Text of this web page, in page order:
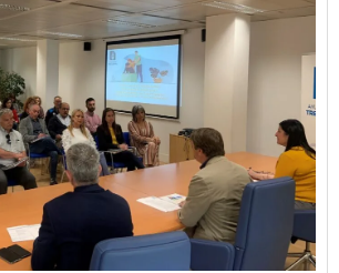
de herramientas